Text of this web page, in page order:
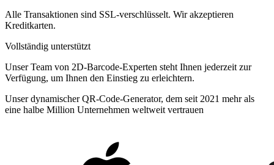
Alle Transaktionen sind SSL-verschlüsselt. Wir akzeptieren
Kreditkarten.
Vollständig unterstützt
Unser Team von 2D-Barcode-Experten steht Ihnen jederzeit zur
Verfügung, um Ihnen den Einstieg zu erleichtern.
Unser dynamischer QR-Code-Generator, dem seit 2021 mehr als
eine halbe Million Unternehmen weltweit vertrauen